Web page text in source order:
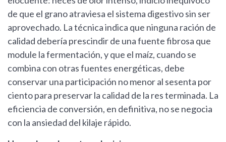
de que el grano atraviesa el sistema digestivo sin ser
aprovechado. La técnica indica que ninguna ración de
calidad debería prescindir de una fuente fibrosa que
module la fermentación, y que el maíz, cuando se
combina con otras fuentes energéticas, debe
conservar una participación no menor al sesenta por
ciento para preservar la calidad de la res terminada. La
eficiencia de conversión, en definitiva, no se negocia
con la ansiedad del kilaje rápido.